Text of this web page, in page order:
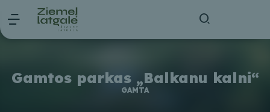
Gamtos parkas „Balkanu kalni“
GAMTA